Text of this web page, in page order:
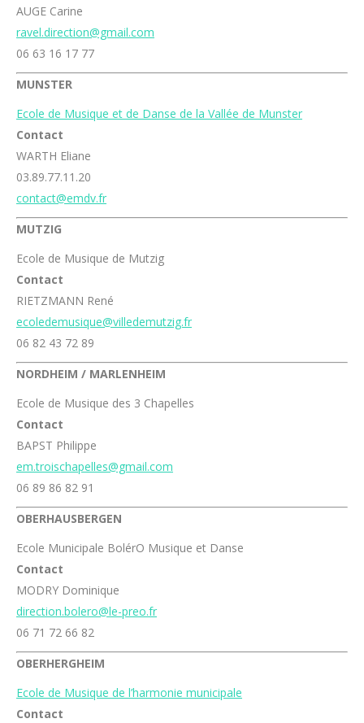
AUGE Carine
ravel.direction@gmail.com
06 63 16 17 77
MUNSTER
Ecole de Musique et de Danse de la Vallée de Munster
Contact
WARTH Eliane
03.89.77.11.20
contact@emdv.fr
MUTZIG
Ecole de Musique de Mutzig
Contact
RIETZMANN René
ecoledemusique@villedemutzig.fr
06 82 43 72 89
NORDHEIM / MARLENHEIM
Ecole de Musique des 3 Chapelles
Contact
BAPST Philippe
em.troischapelles@gmail.com
06 89 86 82 91
OBERHAUSBERGEN
Ecole Municipale BolérO Musique et Danse
Contact
MODRY Dominique
direction.bolero@le-preo.fr
06 71 72 66 82
OBERHERGHEIM
Ecole de Musique de l’harmonie municipale
Contact